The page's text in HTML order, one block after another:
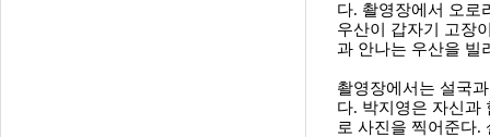
다. 촬영장에서 오로
우산이 갑자기 고장
과 안나는 우산을 빌
촬영장에서는 설국
다. 박지영은 자신과
로 사진을 찍어준다.